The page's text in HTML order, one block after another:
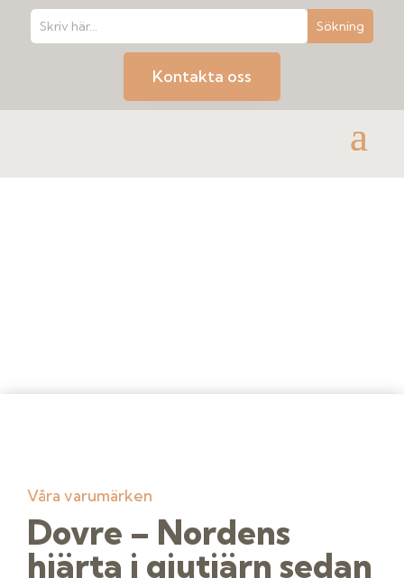
Kontakta oss
Våra varumärken
Dovre – Nordens
hjärta i gjutjärn sedan